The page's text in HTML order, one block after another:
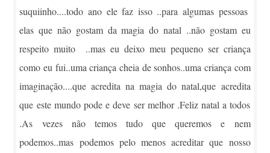
suquiinho....todo ano ele faz isso ..para algumas pessoas
elas que não gostam da magia do natal ..não gostam eu
respeito muito ..mas eu deixo meu pequeno ser criança
como eu fui..uma criança cheia de sonhos..uma criança com
imaginação....que acredita na magia do natal,que acredita
que este mundo pode e deve ser melhor .Feliz natal a todos
.As vezes não temos tudo que queremos e nem
podemos..mas podemos pelo menos acreditar que nosso